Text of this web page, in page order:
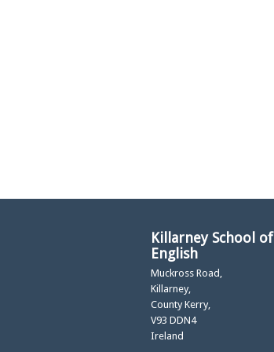
Killarney School of
English
Muckross Road,
Killarney,
County Kerry,
V93 DDN4
Ireland